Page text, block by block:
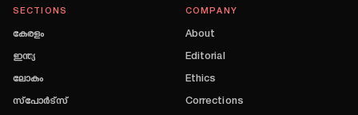
SECTIONS
കേരളം
ഇന്ത്യ
ലോകം
സ്പോർട്സ്
COMPANY
About
Editorial
Ethics
Corrections